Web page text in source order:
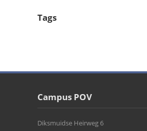
Tags
Campus POV
Diksmuidse Heirweg 6